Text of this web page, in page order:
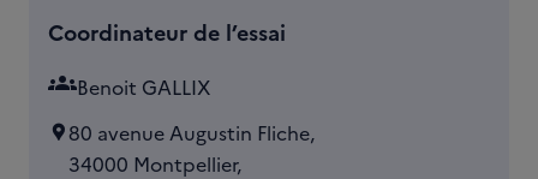
Coordinateur de l’essai
groupsBenoit GALLIX
80 avenue Augustin Fliche,
34000 Montpellier,